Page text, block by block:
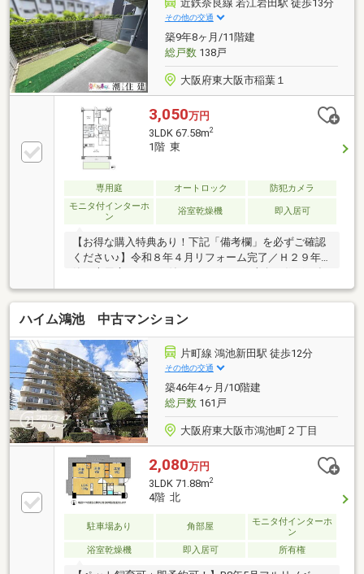
近鉄奈良線 若江岩田駅 徒歩13分
その他の交通
築9年8ヶ月/11階建
総戸数138戸
大阪府東大阪市稲葉１
3,050万円
3LDK 67.58m2
1階 東
専用庭 オートロック
防犯カメラ
モニタ付インターホ
ン
浴室乾燥機 即入居可
【お得な購入特典あり！下記「備考欄」を必ずご確認
ください♪】令和８年４月リフォーム完了／Ｈ２９年
築／専用庭・テラス付きの３ＬＤＫ／東向き住戸／食
洗機・浴室乾燥機・ウォークインクローゼット付き♪
ハイム鴻池 中古マンション
片町線 鴻池新田駅 徒歩12分
その他の交通
築46年4ヶ月/10階建
総戸数161戸
大阪府東大阪市鴻池町２丁目
2,080万円
3LDK 71.88m2
4階 北
駐車場あり 角部屋
モニタ付インターホ
ン
浴室乾燥機
即入居可 所有権